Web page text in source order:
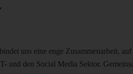
uns eine enge Zusammenarbeit,
und den Social Media Sektor.